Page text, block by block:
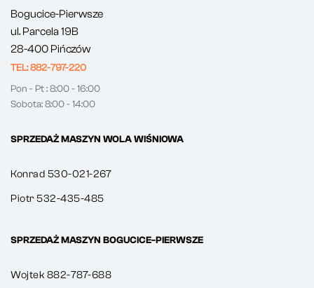
Bogucice-Pierwsze
ul. Parcela 19B
28-400 Pińczów
TEL: 882-797-220
Pon - Pt : 8:00 - 16:00
Sobota: 8:00 - 14:00
SPRZEDAŻ MASZYN WOLA WIŚNIOWA
Konrad 530-021-267
Piotr 532-435-485
SPRZEDAŻ MASZYN BOGUCICE-PIERWSZE
Wojtek 882-787-688